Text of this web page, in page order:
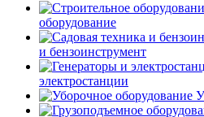
оборудование
и бензоинструмент
электростанции